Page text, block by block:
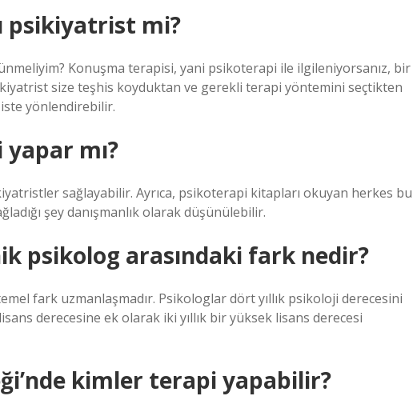
psikiyatrist mi?
Konuşma terapisi, yani psikoterapi ile ilgileniyorsanız, bir
size teşhis koyduktan ve gerekli terapi yöntemini seçtikten
yönlendirebilir.
mı?
sağlayabilir. Ayrıca, psikoterapi kitapları okuyan herkes bu
şey danışmanlık olarak düşünülebilir.
psikolog arasındaki fark nedir?
fark uzmanlaşmadır. Psikologlar dört yıllık psikoloji derecesini
derecesine ek olarak iki yıllık bir yüksek lisans derecesi
kimler terapi yapabilir?